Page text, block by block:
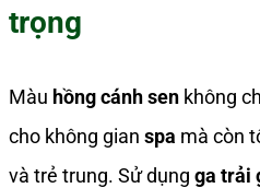
trọng
Màu hồng cánh sen không
cho không gian spa mà còn
và trẻ trung. Sử dụng ga trải